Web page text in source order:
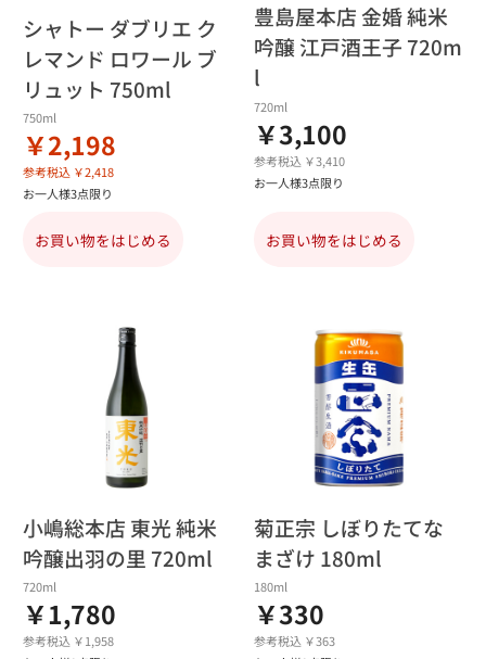
シャトー ダブリエ ク
レマンド ロワール ブ
リュット 750ml
750ml
￥2,198
参考税込 ￥2,418
お一人様3点限り
お買い物をはじめる
豊島屋本店 金婚 純米
吟醸 江戸酒王子 720m
l
720ml
￥3,100
参考税込 ￥3,410
お一人様3点限り
お買い物をはじめる
小嶋総本店 東光 純米
吟醸出羽の里 720ml
720ml
￥1,780
参考税込 ￥1,958
菊正宗 しぼりたてな
まざけ 180ml
180ml
￥330
参考税込 ￥363